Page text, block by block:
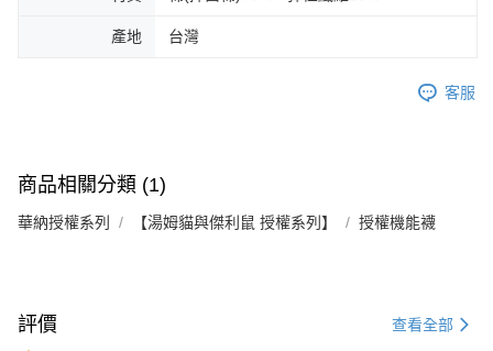
產地 台灣
客服
商品相關分類 (1)
華納授權系列 【湯姆貓與傑利鼠 授權系列】 授權機能襪
評價 查看全部